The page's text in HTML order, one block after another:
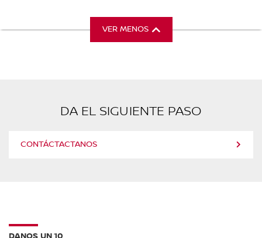
VER MENOS
DA EL SIGUIENTE PASO
CONTÁCTACTANOS
DANOS UN 10